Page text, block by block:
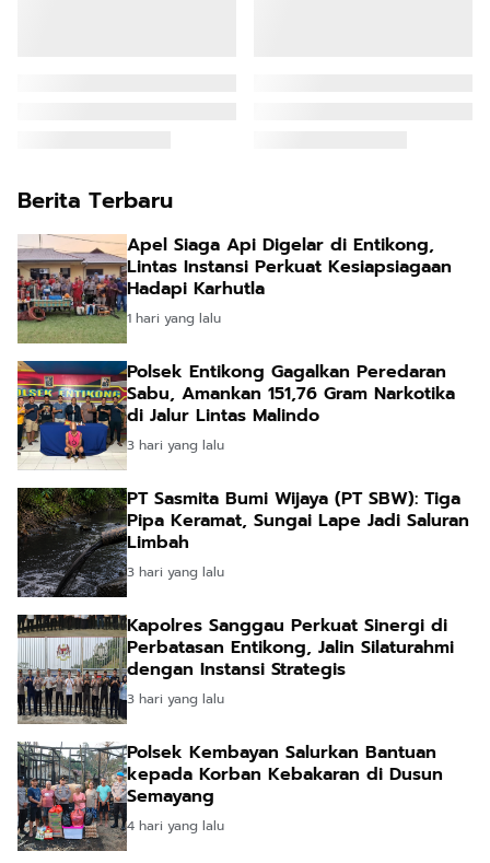
Berita Terbaru
Apel Siaga Api Digelar di Entikong,
Lintas Instansi Perkuat Kesiapsiagaan
Hadapi Karhutla
1 hari yang lalu
Polsek Entikong Gagalkan Peredaran
Sabu, Amankan 151,76 Gram Narkotika
di Jalur Lintas Malindo
3 hari yang lalu
PT Sasmita Bumi Wijaya (PT SBW): Tiga
Pipa Keramat, Sungai Lape Jadi Saluran
Limbah
3 hari yang lalu
Kapolres Sanggau Perkuat Sinergi di
Perbatasan Entikong, Jalin Silaturahmi
dengan Instansi Strategis
3 hari yang lalu
Polsek Kembayan Salurkan Bantuan
kepada Korban Kebakaran di Dusun
Semayang
4 hari yang lalu